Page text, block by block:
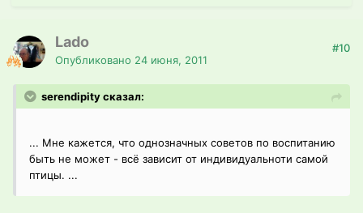
Lado
Опубликовано 24 июня, 2011
#10
serendipity сказал:
... Мне кажется, что однозначных советов по воспитанию
быть не может - всё зависит от индивидуальноти самой
птицы. ...